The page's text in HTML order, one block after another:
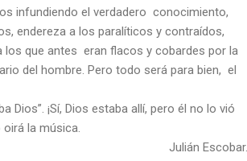
infundiendo el verdadero conocimiento,
endereza a los paralíticos y contraídos,
que antes eran flacos y cobardes por la
del hombre. Pero todo será para bien, el
¡Sí, Dios estaba allí, pero él no lo vió
la música.
Julián Escobar.